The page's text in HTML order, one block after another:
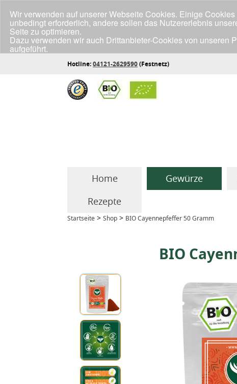
Hotline:04121-2629590(Festnetz)
Home Gewürze
Rezepte
Startseite > Shop > BIO Cayennepfeffer 50 Gramm
BIO
Wir verwenden auf unserer Webseite Cookies. Einige
unbedingt erforderlich, andere sollen das Nutzererlebnis
Seite zu optimieren.
Dazu verwenden wir auch Drittanbieter-Cookies von unseren
aufgeführt.
Klicke unten auf "Annehmen", wenn du mit der Verwendung